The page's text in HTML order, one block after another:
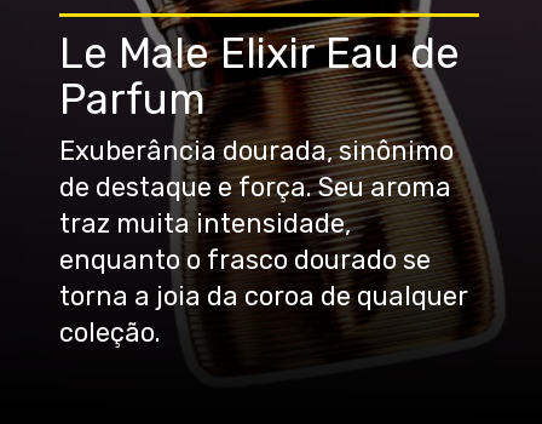
Exuberância dourada, sinônimo
de destaque e força. Seu aroma
traz muita intensidade,
enquanto o frasco dourado se
torna a joia da coroa de qualquer
coleção.
Le Male Elixir Eau de
Parfum